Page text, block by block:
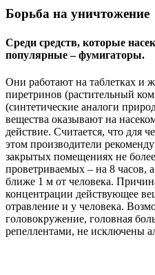
Борьба на уничтожение
Среди средств, которые
популярные – фумигаторы.
Они работают на таблетках и
пиретринов (растительный
(синтетические аналоги
вещества оказывают на
действие. Считается, что для
этом производители
закрытых помещениях не
проветриваемых – на 8 часов,
ближе 1 м от человека.
концентрации действующее
отравление и у человека.
головокружение, головная
репеллентами, не исключены